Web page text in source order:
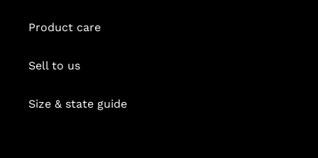
Product care
Sell to us
Size & state guide